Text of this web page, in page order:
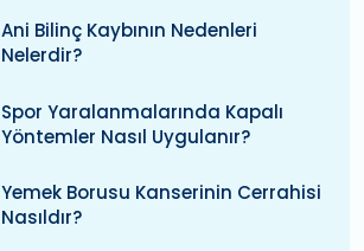
Ani Bilinç Kaybının Nedenleri
Nelerdir?
Spor Yaralanmalarında Kapalı
Yöntemler Nasıl Uygulanır?
Yemek Borusu Kanserinin Cerrahisi
Nasıldır?